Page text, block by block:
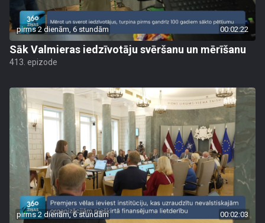
pirms 2 dienām, 6 stundām 00:02:22
Sāk Valmieras iedzīvotāju svēršanu un mērīšanu
413. epizode
pirms 2 dienām, 6 stundām 00:02:03